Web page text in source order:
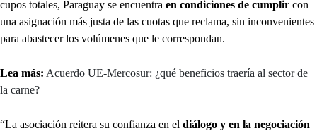
cupos totales, Paraguay se encuentra en condiciones de cumplir con
una asignación más justa de las cuotas que reclama, sin inconvenientes
para abastecer los volúmenes que le correspondan.
Lea más: Acuerdo UE-Mercosur: ¿qué beneficios traería al sector de
la carne?
“La asociación reitera su confianza en el diálogo y en la negociación